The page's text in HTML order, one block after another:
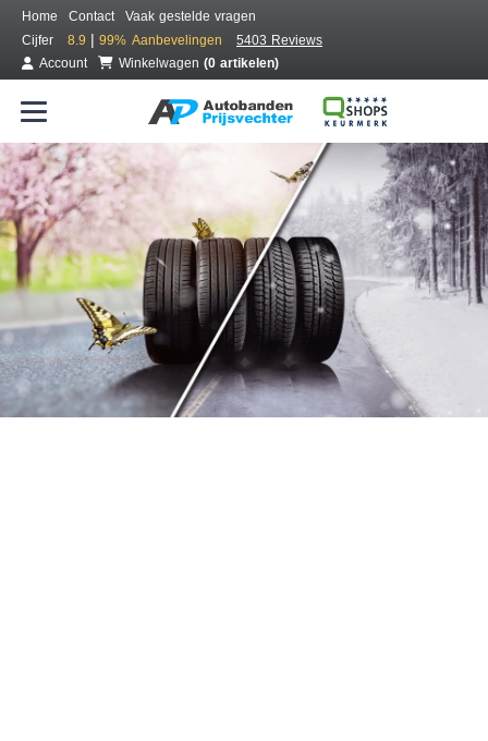
Home Contact
Vaak gestelde vragen
Cijfer
8.9 | 99% Aanbevelingen
5403 Reviews
Account
Winkelwagen (0 artikelen)
Bestel voordelig all season banden
Gratis bezorgd of montage bij jou in de buurt
Seizoen:
Merken: